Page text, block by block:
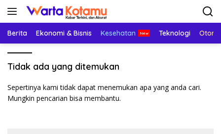
Langsung
Berita Ekonomi & Bisnis Kesehatan Teknologi
Tidak ada yang ditemukan
Sepertinya kami tidak dapat menemukan apa yang anda cari.
Mungkin pencarian bisa membantu.